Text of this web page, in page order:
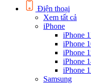
Điện thoại
Xem tất cả
iPhone
iPhone
iPhone
iPhone
iPhone
iPhone
Samsung